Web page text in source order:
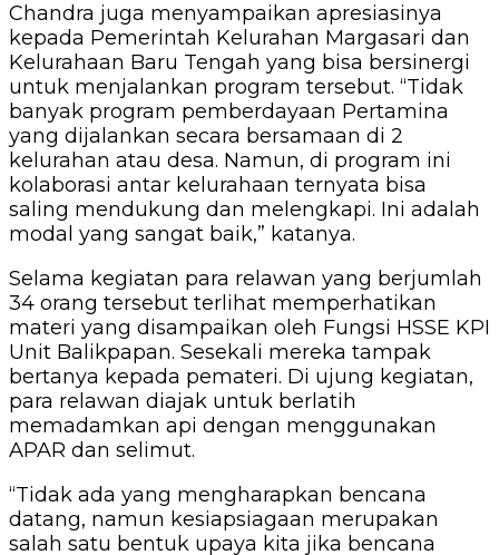
Chandra juga menyampaikan apresiasinya
kepada Pemerintah Kelurahan Margasari dan
Kelurahaan Baru Tengah yang bisa bersinergi
untuk menjalankan program tersebut. “Tidak
banyak program pemberdayaan Pertamina
yang dijalankan secara bersamaan di 2
kelurahan atau desa. Namun, di program ini
kolaborasi antar kelurahaan ternyata bisa
saling mendukung dan melengkapi. Ini adalah
modal yang sangat baik,” katanya.
Selama kegiatan para relawan yang berjumlah
34 orang tersebut terlihat memperhatikan
materi yang disampaikan oleh Fungsi HSSE KPI
Unit Balikpapan. Sesekali mereka tampak
bertanya kepada pemateri. Di ujung kegiatan,
para relawan diajak untuk berlatih
memadamkan api dengan menggunakan
APAR dan selimut.
“Tidak ada yang mengharapkan bencana
datang, namun kesiapsiagaan merupakan
salah satu bentuk upaya kita jika bencana